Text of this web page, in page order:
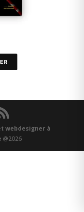
webdesigner à
@2026